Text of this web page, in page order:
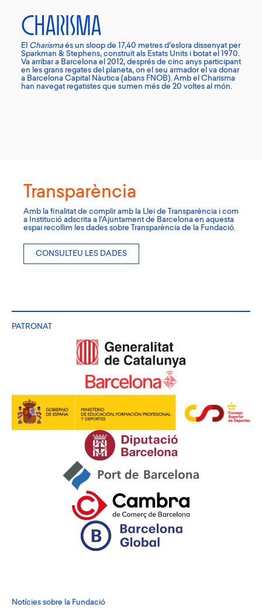
Charisma
El Charismaés un sloop de 17,40 metres d’eslora dissenyat per
Sparkman & Stephens, construït als Estats Units i botat el 1970.
Va arribar a Barcelona el 2012, després de cinc anys participant
en les grans regates del planeta, on el seu armador el va donar
a Barcelona Capital Nàutica (abans FNOB). Amb el Charisma
han navegat regatistes que sumen més de 20 voltes al món.
Transparència
Amb la finalitat de complir amb la Llei de Transparència i com
a Institució adscrita a l’Ajuntament de Barcelona en aquesta
espai recollim les dades sobre Transparència de la Fundació.
CONSULTEU LES DADES
PATRONAT
Notícies sobre la Fundació